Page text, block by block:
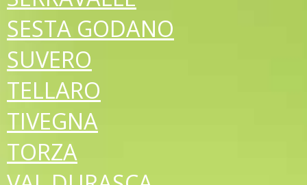
SESTA GODANO
SUVERO
TELLARO
TIVEGNA
TORZA